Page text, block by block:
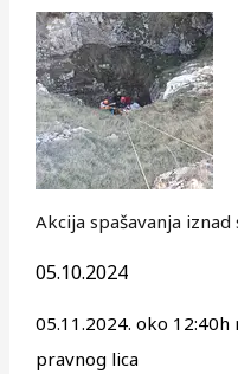
Akcija spašavanja iznad
05.10.2024
05.11.2024. oko
pravnog lica